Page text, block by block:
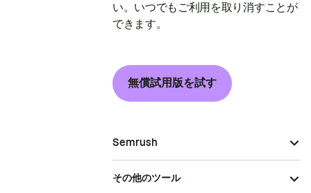
い。いつでもご利用を取り消すことが
できます。
無償試用版を試す
Semrush
その他のツール